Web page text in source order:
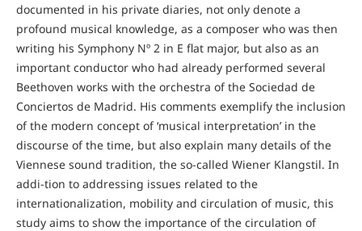
documented in his private diaries, not only denote a
profound musical knowledge, as a composer who was then
writing his Symphony Nº 2 in E flat major, but also as an
important conductor who had already performed several
Beethoven works with the orchestra of the Sociedad de
Conciertos de Madrid. His comments exemplify the inclusion
of the modern concept of ‘musical interpretation’ in the
discourse of the time, but also explain many details of the
Viennese sound tradition, the so-called Wiener Klangstil. In
addi-tion to addressing issues related to the
internationalization, mobility and circulation of music, this
study aims to show the importance of the circulation of